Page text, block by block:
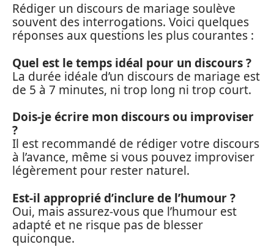
Rédiger un discours de mariage soulève
souvent des interrogations. Voici quelques
réponses aux questions les plus courantes :
Quel est le temps idéal pour un discours ?
La durée idéale d’un discours de mariage est
de 5 à 7 minutes, ni trop long ni trop court.
Dois-je écrire mon discours ou improviser
?
Il est recommandé de rédiger votre discours
à l’avance, même si vous pouvez improviser
légèrement pour rester naturel.
Est-il approprié d’inclure de l’humour ?
Oui, mais assurez-vous que l’humour est
adapté et ne risque pas de blesser
quiconque.